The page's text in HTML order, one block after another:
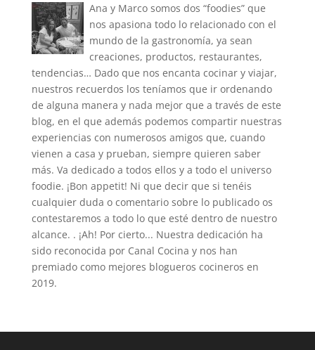
Ana y Marco somos dos “foodies” que
nos apasiona todo lo relacionado con el
mundo de la gastronomía, ya sean
creaciones, productos, restaurantes,
tendencias… Dado que nos encanta cocinar y viajar,
nuestros recuerdos los teníamos que ir ordenando
de alguna manera y nada mejor que a través de este
blog, en el que además podemos compartir nuestras
experiencias con numerosos amigos que, cuando
vienen a casa y prueban, siempre quieren saber
más. Va dedicado a todos ellos y a todo el universo
foodie. ¡Bon appetit! Ni que decir que si tenéis
cualquier duda o comentario sobre lo publicado os
contestaremos a todo lo que esté dentro de nuestro
alcance. . ¡Ah! Por cierto... Nuestra dedicación ha
sido reconocida por Canal Cocina y nos han
premiado como mejores blogueros cocineros en
2019.